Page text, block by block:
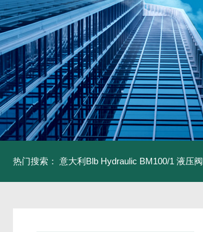
热门搜索： 意大利Blb Hydraulic BM100/1 液压阀